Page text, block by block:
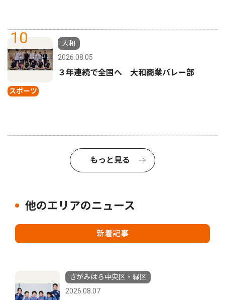
10
スポーツ
大和
2026.08.05
３年連続で全国へ 大和商業バレー部
もっと見る
他のエリアのニュース
新着記事
さがみはら中央区・緑区
2026.08.07